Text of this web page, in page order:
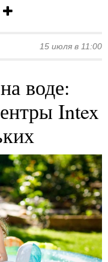
15 июля в 11:00
воде:
Intex